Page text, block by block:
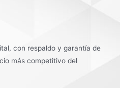
con respaldo y garantía de
más competitivo del